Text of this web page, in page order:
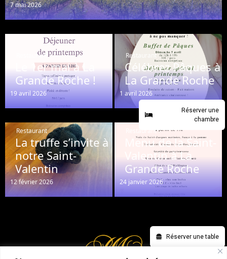
Réserver une table
Réserver une
chambre
7 mai 2026
Restaurant
Le 1er mai à La
Grande Roche !
19 avril 2026
Restaurant
Célébrez Pâques à
La Grande Roche
1 avril 2026
Restaurant
La truffe s’invite à
notre Saint-
Valentin
12 février 2026
Restaurant
Menu de la Saint-
Valentin à La
Grande Roche
24 janvier 2026